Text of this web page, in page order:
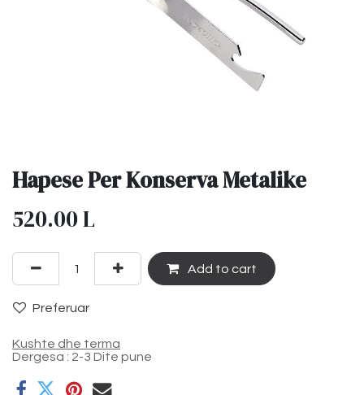
Hapese Per Konserva Metalike
520.00L
Add to cart
Preferuar
Kushte dhe terma
Dergesa : 2-3 Dite pune